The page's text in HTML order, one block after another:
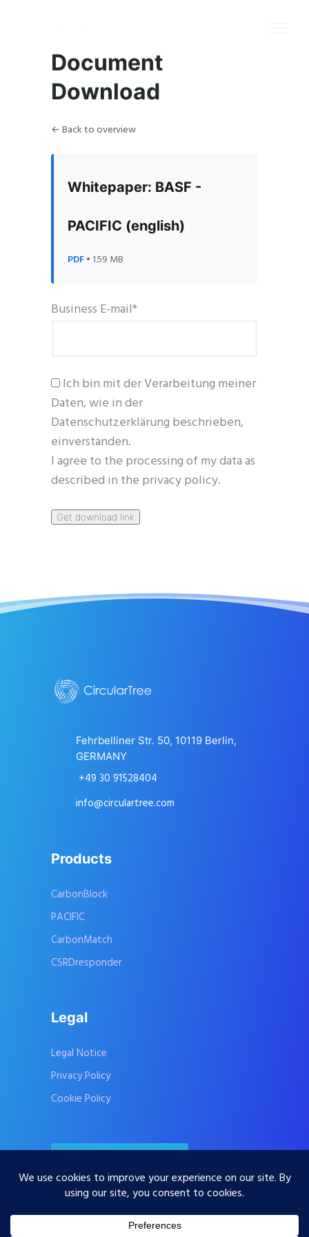
Document
Download
← Back to overview
Whitepaper: BASF -
PACIFIC (english)
PDF• 1.59 MB
Business E-mail*
Ich bin mit der Verarbeitung meiner
Daten, wie in der
Datenschutzerklärung beschrieben,
einverstanden.
I agree to the processing of my data as
described in the privacy policy.
Get download link
Fehrbelliner Str. 50, 10119 Berlin,
GERMANY
+49 30 91528404
info@circulartree.com
Products
CarbonBlock
PACIFIC
CarbonMatch
CSRDresponder
Legal
Legal Notice
Privacy Policy
Cookie Policy